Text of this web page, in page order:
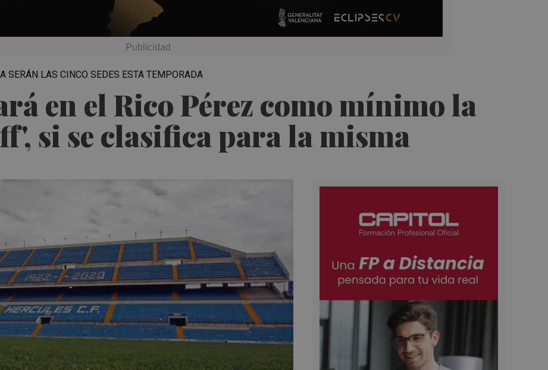
en el Rico Pérez como mínimo la
si se clasifica para la misma
SERÁN LAS CINCO SEDES ESTA TEMPORADA